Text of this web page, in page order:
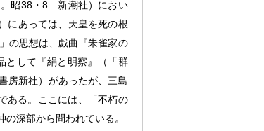
。昭38・8 新潮社）におい
にあっては、天皇を死の根
の思想は、戯曲『朱雀家の
として『絹と明察』（「群
新社）があったが、三島
ある。ここには、「不朽の
深部から問われている。